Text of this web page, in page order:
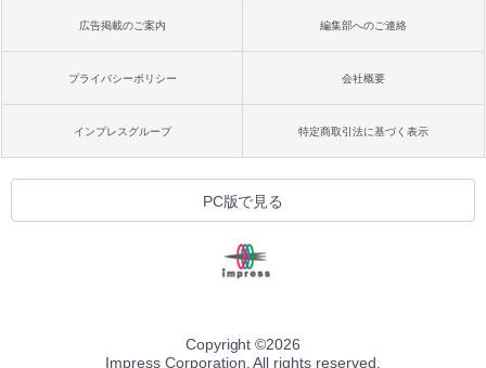
広告掲載のご案内 編集部へのご連絡
プライバシーポリシー 会社概要
インプレスグループ 特定商取引法に基づく表示
PC版で見る
Copyright ©2026
Impress Corporation. All rights reserved.